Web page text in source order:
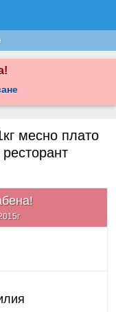
месно плато